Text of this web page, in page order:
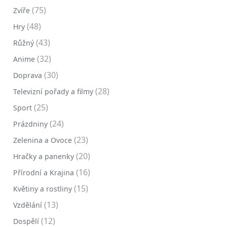
Zvíře (75)
Hry (48)
Růžný (43)
Anime (32)
Doprava (30)
Televizní pořady a filmy (28)
Sport (25)
Prázdniny (24)
Zelenina a Ovoce (23)
Hračky a panenky (20)
Přírodní a Krajina (16)
Květiny a rostliny (15)
Vzdělání (13)
Dospělí (12)